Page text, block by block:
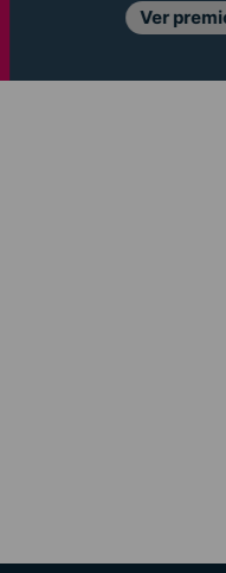
Ver premios